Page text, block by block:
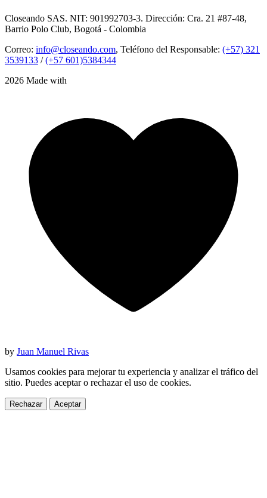
Closeando SAS. NIT: 901992703-3. Dirección: Cra. 21 #87-48,
Barrio Polo Club, Bogotá - Colombia
Correo: info@closeando.com, Teléfono del Responsable: (+57) 321
3539133 /(+57 601)5384344
2026 Made with
by Juan Manuel Rivas
Usamos cookies para mejorar tu experiencia y analizar el tráfico del
sitio. Puedes aceptar o rechazar el uso de cookies.
Rechazar Aceptar